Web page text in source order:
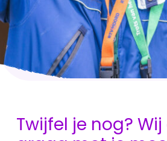
Twijfel je nog?